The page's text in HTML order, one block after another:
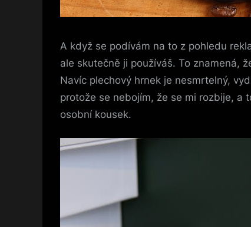
A když se podívám na to z pohledu
ale skutečně ji používáš. To znamená,
Navíc plechový hrnek je nesmrtelný,
protože se nebojím, že se mi rozbije, a
osobní kousek.